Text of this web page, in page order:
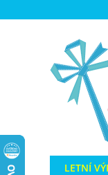
LETNÍ